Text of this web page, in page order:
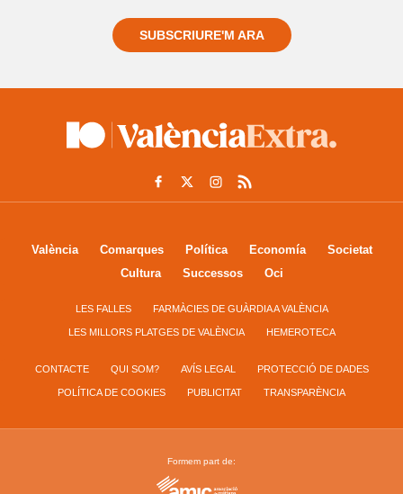
SUBSCRIURE'M ARA
València Comarques Política Economía
Societat
Cultura
Successos Oci
LES FALLES FARMÀCIES DE GUÀRDIA A VALÈNCIA
LES MILLORS PLATGES DE VALÈNCIA HEMEROTECA
CONTACTE QUI SOM? AVÍS LEGAL PROTECCIÓ DE DADES
POLÍTICA DE COOKIES PUBLICITAT TRANSPARÈNCIA
Formem part de: